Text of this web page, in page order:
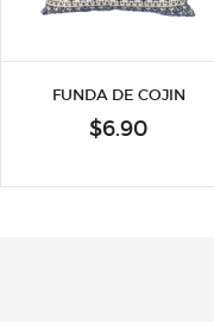
FUNDA DE COJIN
$6.90